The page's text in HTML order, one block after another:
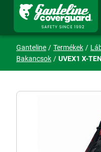
Ganteline Termékek
Bakancsok
UVEX1 X-